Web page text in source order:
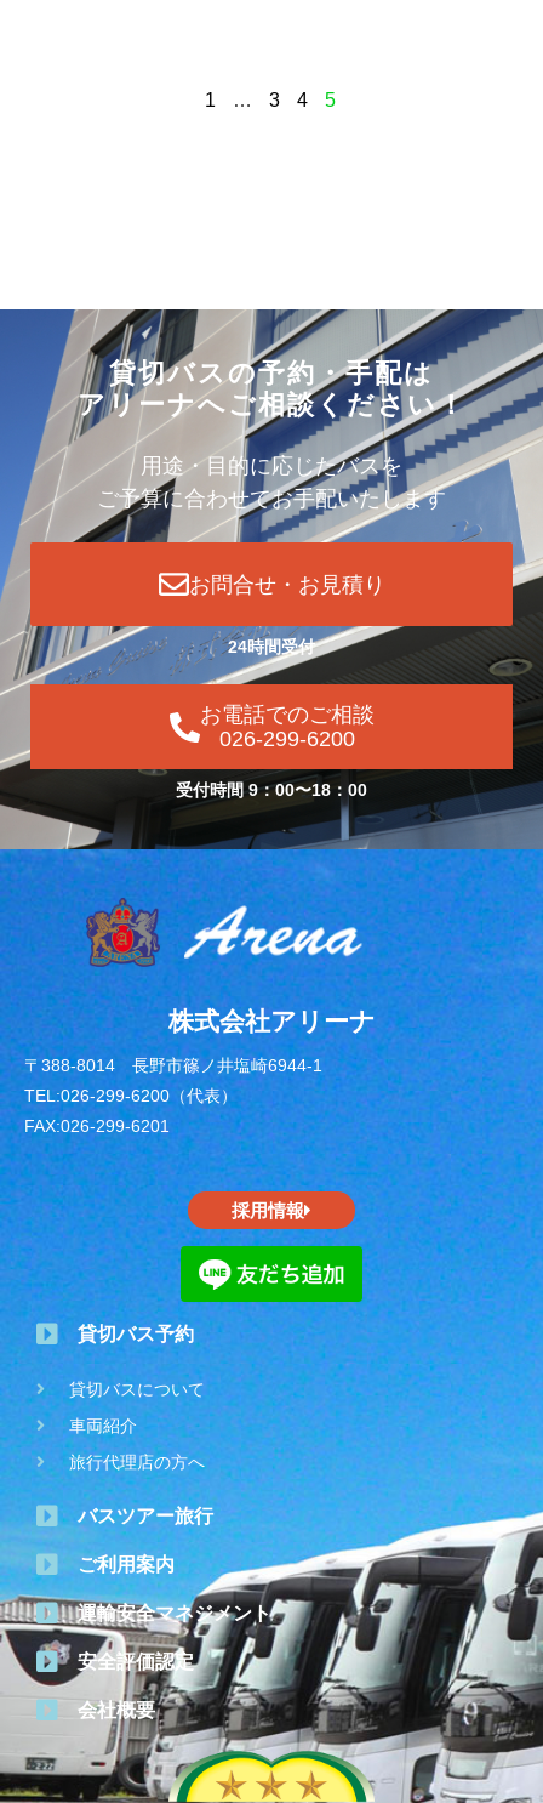
1 … 3 4 5
貸切バスの予約・手配は
アリーナへご相談ください！
用途・目的に応じたバスを
ご予算に合わせてお手配いたします
お問合せ・お見積り
24時間受付
お電話でのご相談
026-299-6200
受付時間 9：00〜18：00
株式会社アリーナ
〒388-8014 長野市篠ノ井塩崎6944-1
TEL:026-299-6200（代表）
FAX:026-299-6201
採用情報
貸切バス予約
貸切バスについて
車両紹介
旅行代理店の方へ
バスツアー旅行
ご利用案内
運輸安全マネジメント
安全評価認定
会社概要